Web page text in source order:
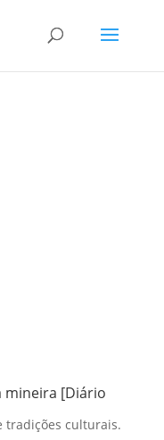
mineira [Diário
tradições culturais.